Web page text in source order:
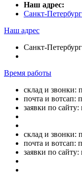
Наш адрес:
Санкт-
Наш адрес
Санкт-
Время работы
склад и звонки:
почта и вотсап:
заявки по
склад и звонки:
почта и вотсап:
заявки по